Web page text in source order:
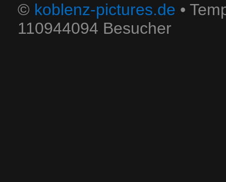
© koblenz-pictures.de •
110944094 Besucher